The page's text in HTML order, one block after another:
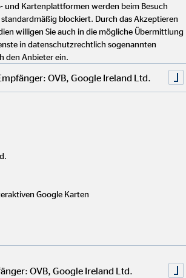
ausgezeichnet – ein starkes Zeichen für
Qualität, Fairness und Nachhaltigkeit.
wir fürTop
und als fairster Finanzvertrieb
wir vomHandelsblattdas
(IBE
Beratung ein.
– wir bleiben dran!
und Kartenplattformen werden beim Besuch
standardmäßig blockiert. Durch das Akzeptieren
willigen Sie auch in die mögliche Übermittlung
in datenschutzrechtlich sogenannten
den Anbieter ein.
OVB, Google Ireland Ltd.
Google Karten
OVB, Google Ireland Ltd.